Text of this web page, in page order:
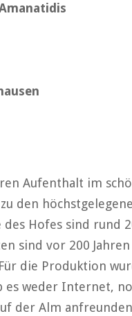
Aufenthalt im
den
Hofes sind rund
sind vor 200
die Produktion
weder Internet,
der Alm anfreunden